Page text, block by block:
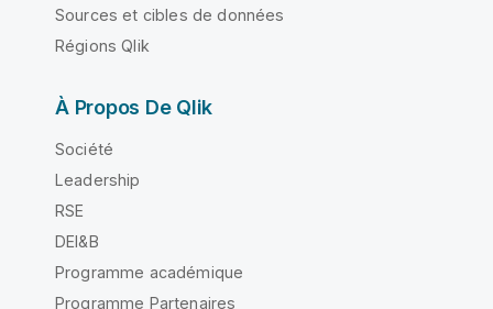
Sources et cibles de données
Régions Qlik
À Propos De Qlik
Société
Leadership
RSE
DEI&B
Programme académique
Programme Partenaires